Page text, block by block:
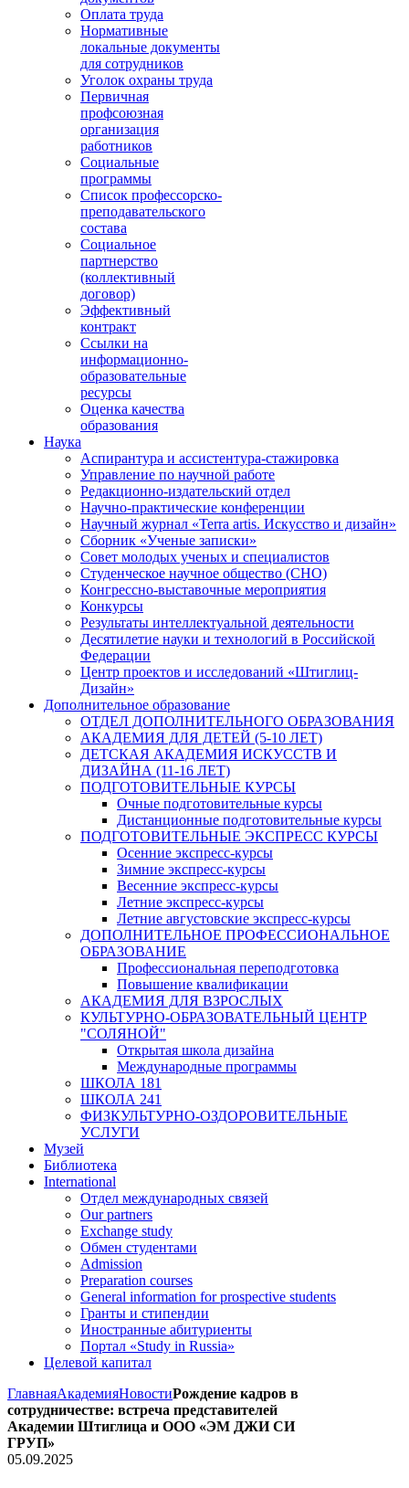
Оплата труда
Нормативные
локальные документы
для сотрудников
Уголок охраны труда
Первичная
профсоюзная
организация
работников
Социальные
программы
Список профессорско-
преподавательского
состава
Социальное
партнерство
(коллективный
договор)
Эффективный
контракт
Ссылки на
информационно-
образовательные
ресурсы
Оценка качества
образования
Наука
Аспирантура и ассистентура-стажировка
Управление по научной работе
Редакционно-издательский отдел
Научно-практические конференции
Научный журнал «Terra artis. Искусство и дизайн»
Сборник «Ученые записки»
Совет молодых ученых и специалистов
Студенческое научное общество (СНО)
Конгрессно-выставочные мероприятия
Конкурсы
Результаты интеллектуальной деятельности
Десятилетие науки и технологий в Российской
Федерации
Центр проектов и исследований «Штиглиц-
Дизайн»
Дополнительное образование
ОТДЕЛ ДОПОЛНИТЕЛЬНОГО ОБРАЗОВАНИЯ
АКАДЕМИЯ ДЛЯ ДЕТЕЙ (5-10 ЛЕТ)
ДЕТСКАЯ АКАДЕМИЯ ИСКУССТВ И
ДИЗАЙНА (11-16 ЛЕТ)
ПОДГОТОВИТЕЛЬНЫЕ КУРСЫ
Очные подготовительные курсы
Дистанционные подготовительные курсы
ПОДГОТОВИТЕЛЬНЫЕ ЭКСПРЕСС КУРСЫ
Осенние экспресс-курсы
Зимние экспресс-курсы
Весенние экспресс-курсы
Летние экспресс-курсы
Летние августовские экспресс-курсы
ДОПОЛНИТЕЛЬНОЕ ПРОФЕССИОНАЛЬНОЕ
ОБРАЗОВАНИЕ
Профессиональная переподготовка
Повышение квалификации
АКАДЕМИЯ ДЛЯ ВЗРОСЛЫХ
КУЛЬТУРНО-ОБРАЗОВАТЕЛЬНЫЙ ЦЕНТР
"СОЛЯНОЙ"
Открытая школа дизайна
Международные программы
ШКОЛА 181
ШКОЛА 241
ФИЗКУЛЬТУРНО-ОЗДОРОВИТЕЛЬНЫЕ
УСЛУГИ
Музей
Библиотека
International
Отдел международных связей
Our partners
Exchange study
Обмен студентами
Admission
Preparation courses
General information for prospective students
Гранты и стипендии
Иностранные абитуриенты
Портал «Study in Russia»
Целевой капитал
ГлавнаяАкадемияНовостиРождение кадров в
сотрудничестве: встреча представителей
Академии Штиглица и ООО «ЭМ ДЖИ СИ
ГРУП»
05.09.2025